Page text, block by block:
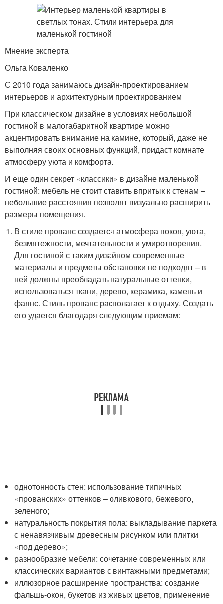
Мнение эксперта
Ольга Коваленко
С 2010 года занимаюсь дизайн-проектированием
интерьеров и архитектурным проектированием
При классическом дизайне в условиях небольшой
гостиной в малогабаритной квартире можно
акцентировать внимание на камине, который, даже не
выполняя своих основных функций, придаст комнате
атмосферу уюта и комфорта.
И еще один секрет «классики» в дизайне маленькой
гостиной: мебель не стоит ставить впритык к стенам –
небольшие расстояния позволят визуально расширить
размеры помещения.
В стиле прованс создается атмосфера покоя, уюта,
безмятежности, мечтательности и умиротворения.
Для гостиной с таким дизайном современные
материалы и предметы обстановки не подходят – в
ней должны преобладать натуральные оттенки,
использоваться ткани, дерево, керамика, камень и
фаянс. Стиль прованс располагает к отдыху. Создать
его удается благодаря следующим приемам:
однотонность стен: использование типичных
«прованских» оттенков – оливкового, бежевого,
зеленого;
натуральность покрытия пола: выкладывание паркета
с ненавязчивым древесным рисунком или плитки
«под дерево»;
разнообразие мебели: сочетание современных или
классических вариантов с винтажными предметами;
иллюзорное расширение пространства: создание
фальшь-окон, букетов из живых цветов, применение